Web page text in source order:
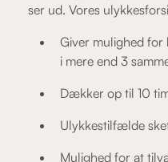
ser ud. Vores
Giver mulighed
i mere end 3
Dækker op til 10
Ulykkestilfælde
Mulighed for at